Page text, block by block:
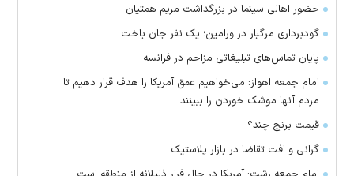
حضور اهالی سینما در بزرگداشت مریم همتیان
گودبرداری مرگبار در ورامین؛ یک نفر جان باخت
پایان تماس‌های تبلیغاتی مزاحم در فرانسه
امام جمعه اهواز: می‌خواهیم عمق آمریکا را هدف قرار دهیم تا
مردم آنها موشک خوردن را ببینند
قیمت برنج چند؟
گرانی و افت تقاضا در بازار پلاستیک